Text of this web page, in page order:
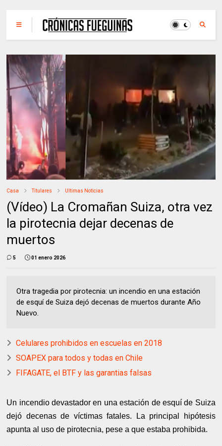
Casa Titulares Ultimas Noticias
(Vídeo) La Cromañan Suiza, otra vez
la pirotecnia dejar decenas de
muertos
5 01 enero 2026
Otra tragedia por pirotecnia: un incendio en una estación
de esquí de Suiza dejó decenas de muertos durante Año
Nuevo.
Celulares prohibidos en escuelas en 2018
SOAPEX para todos y todas en Chile
FIFAGATE, el BTF y las garantias falsas
Un incendio devastador en una estación de esquí de Suiza
dejó decenas de víctimas fatales. La principal hipótesis
apunta al uso de pirotecnia, pese a que estaba prohibida.